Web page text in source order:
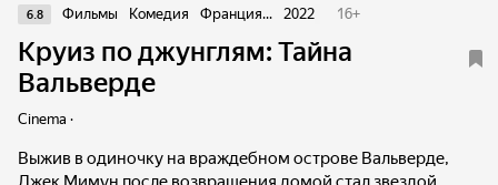
6.8 Фильмы Комедия Франция... 2022 16+
Круиз по джунглям: Тайна
Вальверде
Cinema ·
Выжив в одиночку на враждебном острове Вальверде,